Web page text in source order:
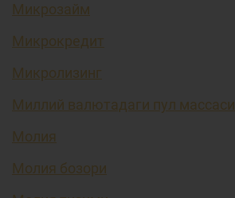
Микрозайм
Микрокредит
Микролизинг
Миллий валютадаги пул массаси
Молия
Молия бозори